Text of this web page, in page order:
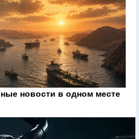
новости в одном месте